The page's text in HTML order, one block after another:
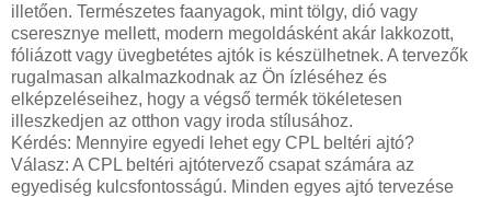
illetően. Természetes faanyagok, mint tölgy, dió vagy
cseresznye mellett, modern megoldásként akár lakkozott,
fóliázott vagy üvegbetétes ajtók is készülhetnek. A tervezők
rugalmasan alkalmazkodnak az Ön ízléséhez és
elképzeléseihez, hogy a végső termék tökéletesen
illeszkedjen az otthon vagy iroda stílusához.
Kérdés: Mennyire egyedi lehet egy CPL beltéri ajtó?
Válasz: A CPL beltéri ajtótervező csapat számára az
egyediség kulcsfontosságú. Minden egyes ajtó tervezése